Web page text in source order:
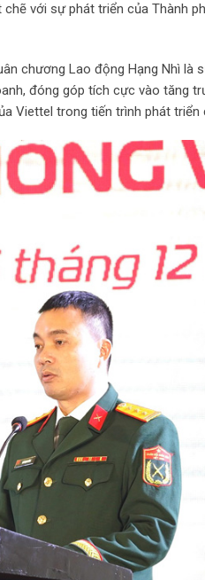
với sự phát triển của Thành
chương Lao động Hạng Nhì là
đóng góp tích cực vào tăng
Viettel trong tiến trình phát triển